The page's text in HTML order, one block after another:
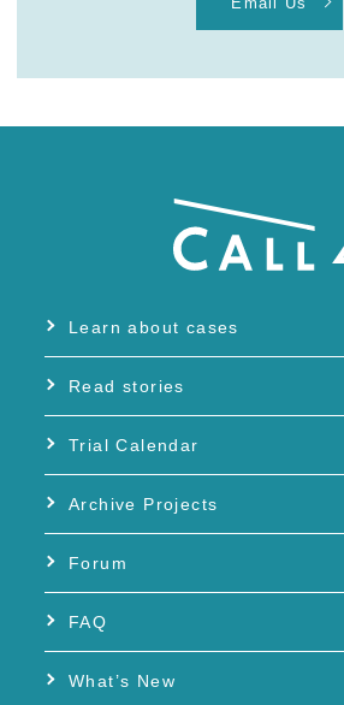
Learn about cases
Read stories
Trial Calendar
Archive Projects
Forum
FAQ
What’s New